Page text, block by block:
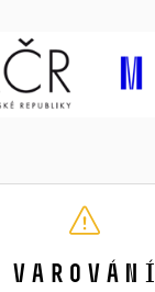
Varování